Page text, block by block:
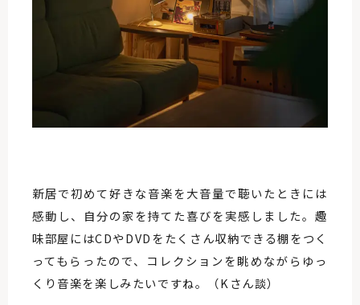
新居で初めて好きな音楽を大音量で聴いたときには
感動し、自分の家を持てた喜びを実感しました。趣
味部屋にはCDやDVDをたくさん収納できる棚をつく
ってもらったので、コレクションを眺めながらゆっ
くり音楽を楽しみたいですね。（Kさん談）